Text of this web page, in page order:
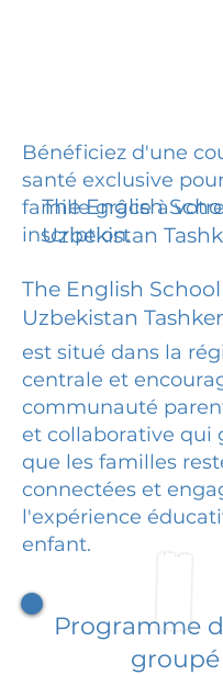
Bénéficiez d'une
santé exclusive
famille grâce à
inscription.
The English
Uzbekistan
The English
Uzbekistan
est situé dans la
centrale et
communauté
et collaborative qui
que les familles
connectées et
l'expérience
enfant.
Programme
groupé